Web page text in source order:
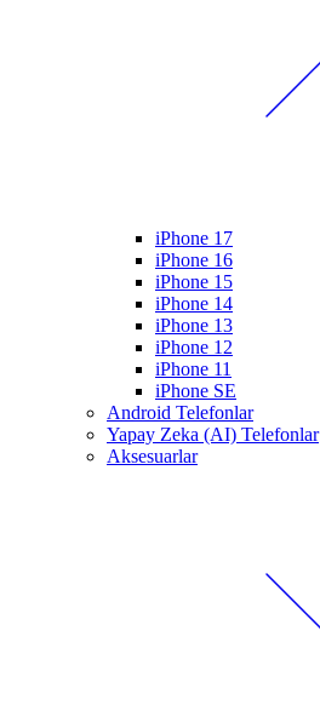
iPhone 17
iPhone 16
iPhone 15
iPhone 14
iPhone 13
iPhone 12
iPhone 11
iPhone SE
Android Telefonlar
Yapay Zeka (AI) Telefonlar
Aksesuarlar